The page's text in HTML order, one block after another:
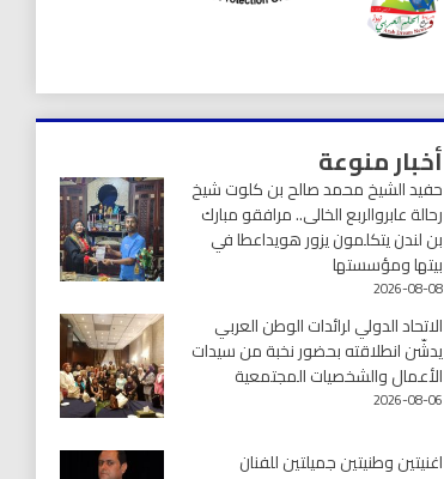
أخبار منوعة
حفيد الشيخ محمد صالح بن كلوت شيخ
رحالة عابروالربع الخالى.. مرافقو مبارك
بن لندن يتكلمون يزور هويداعطا في
بيتها ومؤسستها
2026-08-08
الاتحاد الدولي لرائدات الوطن العربي
يدشّن انطلاقته بحضور نخبة من سيدات
الأعمال والشخصيات المجتمعية
2026-08-06
اغنيتين وطنيتين جميلتين للفنان